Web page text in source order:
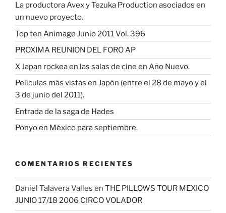
La productora Avex y Tezuka Production asociados en
un nuevo proyecto.
Top ten Animage Junio 2011 Vol. 396
PROXIMA REUNION DEL FORO AP
X Japan rockea en las salas de cine en Año Nuevo.
Películas más vistas en Japón (entre el 28 de mayo y el
3 de junio del 2011).
Entrada de la saga de Hades
Ponyo en México para septiembre.
COMENTARIOS RECIENTES
Daniel Talavera Valles en THE PILLOWS TOUR MEXICO
JUNIO 17/18 2006 CIRCO VOLADOR